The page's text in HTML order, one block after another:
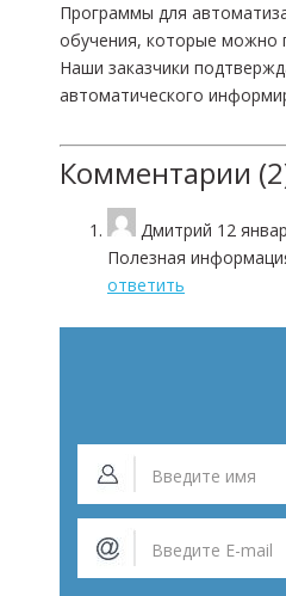
Программы для
обучения, которые можно
Наши заказчики
автоматического
Комментарии (2
Дмитрий 12
Полезная
ответить